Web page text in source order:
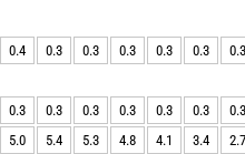
0.4 0.3 0.3 0.3 0.3 0.3 0.3
0.3 0.3 0.3 0.3 0.3 0.3
0.3
5.0 5.4 5.3 4.8 4.1 3.4
2.7